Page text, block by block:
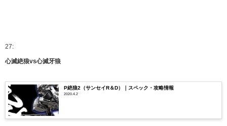
27:
心滅絶狼vs心滅牙狼
P絶狼2（サンセイR＆D）｜スペック・攻略情報
2020.4.2